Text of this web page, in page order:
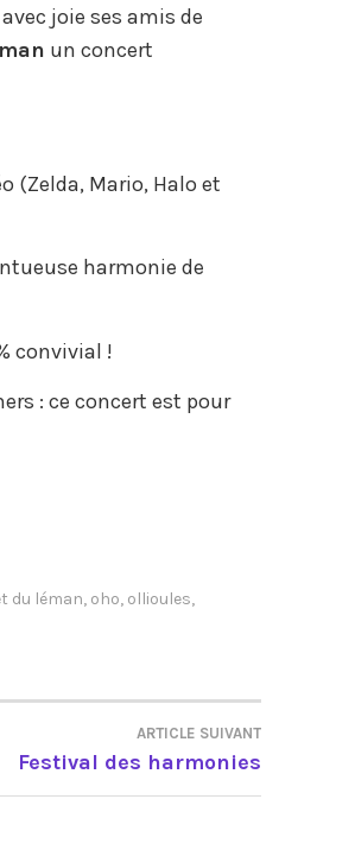
joie ses amis de
un concert
(Zelda, Mario, Halo et
harmonie de
convivial !
: ce concert est pour
du léman, oho, ollioules,
ARTICLE SUIVANT
Festival des harmonies